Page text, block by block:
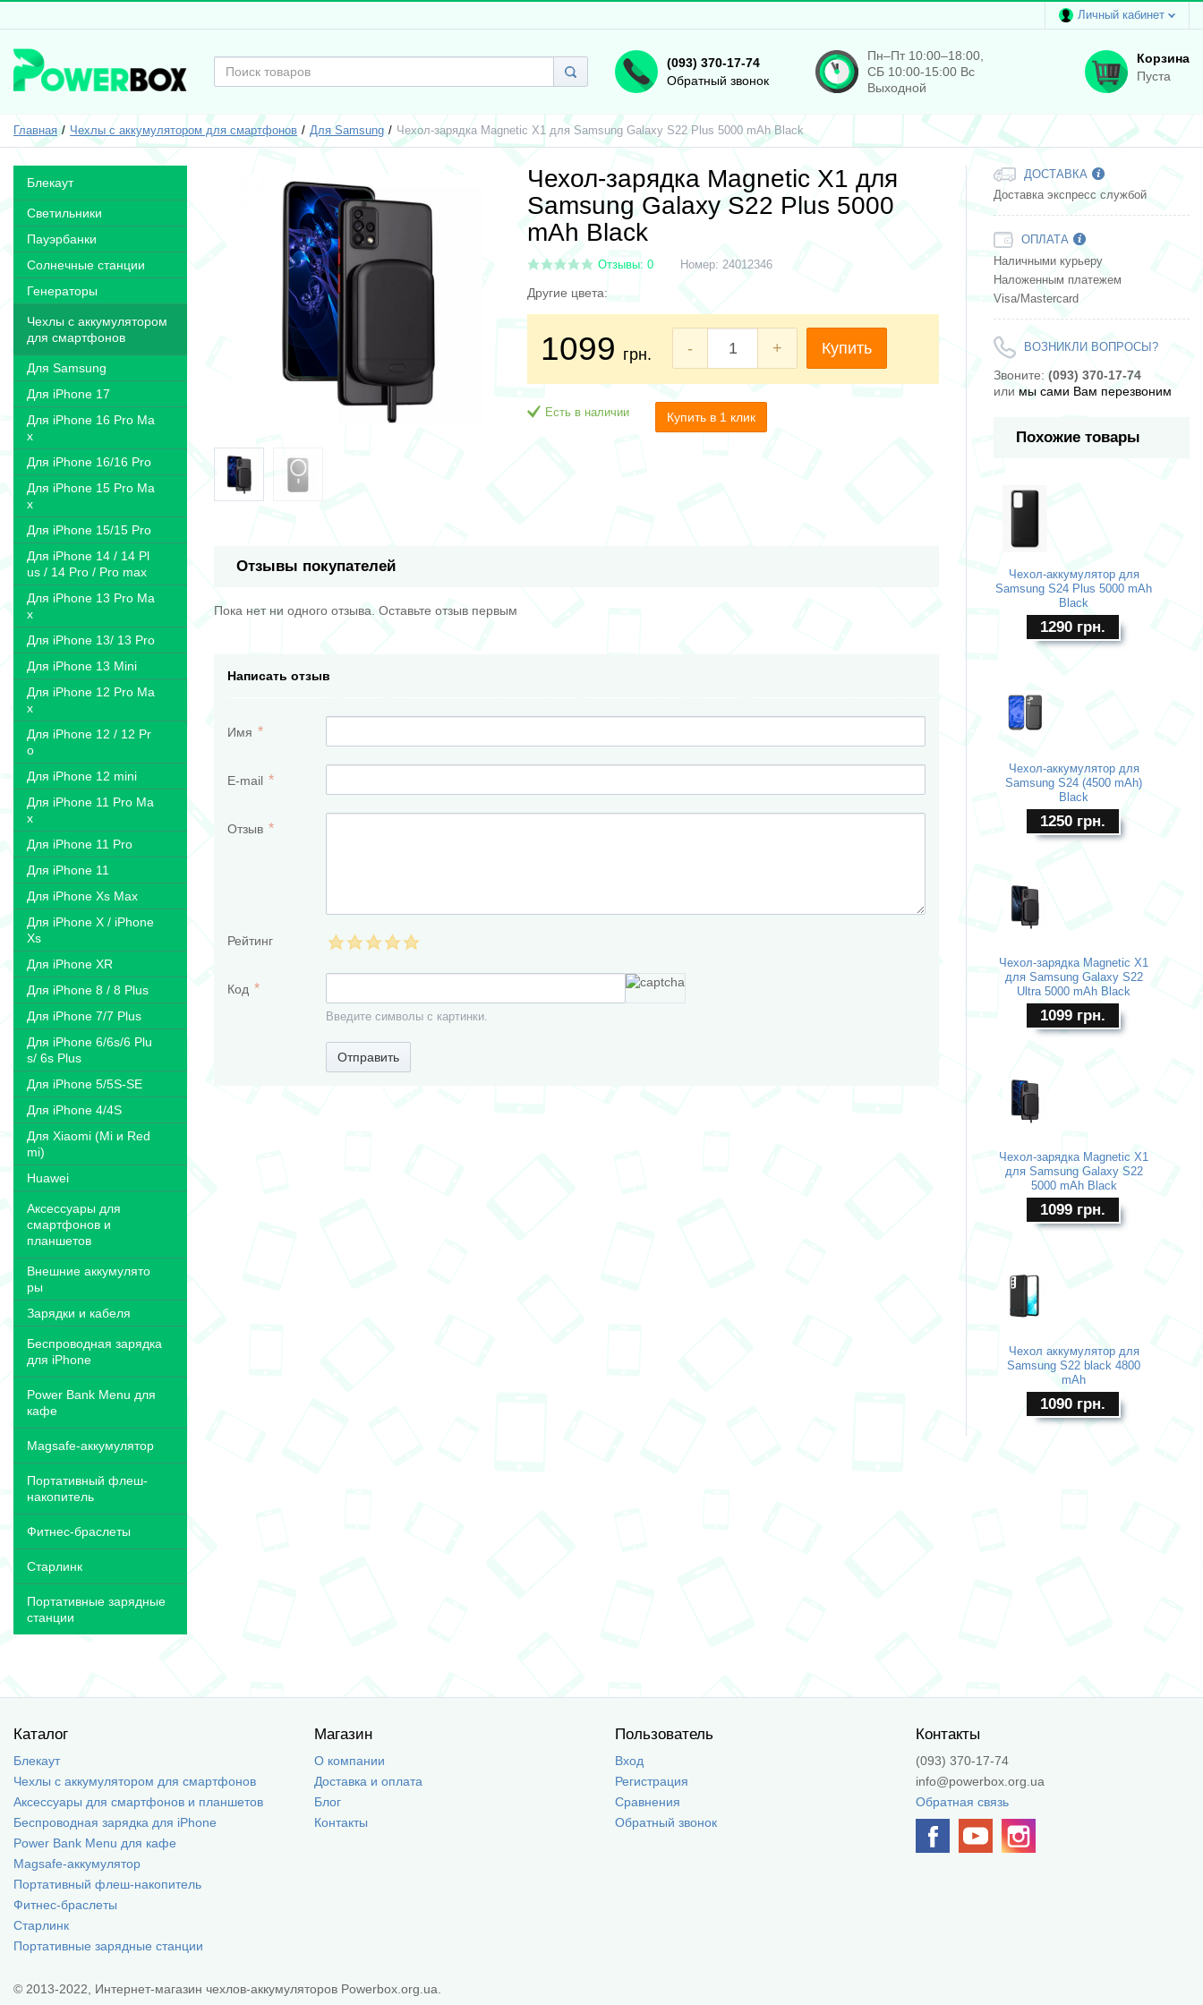
Личный кабинет
(093) 370-17-74
Обратный звонок
Пн–Пт 10:00–18:00,
СБ 10:00-15:00 Вс
Выходной
Корзина
Пуста
Главная Чехлы с аккумулятором для смартфонов Для Samsung Чехол-зарядка Magnetic X1 для Samsung Galaxy S22 Plus 5000 mAh Black
Блекаут
Светильники
Пауэрбанки
Солнечные станции
Генераторы
Чехлы с аккумулятором
для смартфонов
Для Samsung
Для iPhone 17
Для iPhone 16 Pro Ma
x
Для iPhone 16/16 Pro
Для iPhone 15 Pro Ma
x
Для iPhone 15/15 Pro
Для iPhone 14 / 14 Pl
us / 14 Pro / Pro max
Для iPhone 13 Pro Ma
x
Для iPhone 13/ 13 Pro
Для iPhone 13 Mini
Для iPhone 12 Pro Ma
x
Для iPhone 12 / 12 Pr
o
Для iPhone 12 mini
Для iPhone 11 Pro Ma
x
Для iPhone 11 Pro
Для iPhone 11
Для iPhone Xs Max
Для iPhone X / iPhone
Xs
Для iPhone XR
Для iPhone 8 / 8 Plus
Для iPhone 7/7 Plus
Для iPhone 6/6s/6 Plu
s/ 6s Plus
Для iPhone 5/5S-SE
Для iPhone 4/4S
Для Xiaomi (Mi и Red
mi)
Huawei
Аксессуары для
смартфонов и
планшетов
Внешние аккумулято
ры
Зарядки и кабеля
Беспроводная зарядка
для iPhone
Power Bank Menu для
кафе
Magsafe-аккумулятор
Портативный флеш-
накопитель
Фитнес-браслеты
Старлинк
Портативные зарядные
станции
Чехол-зарядка Magnetic X1 для
Samsung Galaxy S22 Plus 5000
mAh Black
Отзывы: 0 Номер: 24012346
Другие цвета:
1099 грн. - + Купить
Есть в наличии Купить в 1 клик
Отзывы покупателей
Пока нет ни одного отзыва. Оставьте отзыв первым
Написать отзыв
Имя
E-mail
Отзыв
Рейтинг
Код
Введите символы с картинки.
Отправить
ДОСТАВКА
Доставка экспресс службой
ОПЛАТА
Наличными курьеру
Наложенным платежем
Visa/Mastercard
ВОЗНИКЛИ ВОПРОСЫ?
Звоните: (093) 370-17-74
или мы сами Вам перезвоним
Похожие товары
Чехол-аккумулятор для
Samsung S24 Plus 5000 mAh
Black
1290 грн.
Чехол-аккумулятор для
Samsung S24 (4500 mAh)
Black
1250 грн.
Чехол-зарядка Magnetic X1
для Samsung Galaxy S22
Ultra 5000 mAh Black
1099 грн.
Чехол-зарядка Magnetic X1
для Samsung Galaxy S22
5000 mAh Black
1099 грн.
Чехол аккумулятор для
Samsung S22 black 4800
mAh
1090 грн.
Каталог
Блекаут
Чехлы с аккумулятором для смартфонов
Аксессуары для смартфонов и планшетов
Беспроводная зарядка для iPhone
Power Bank Menu для кафе
Magsafe-аккумулятор
Портативный флеш-накопитель
Фитнес-браслеты
Старлинк
Портативные зарядные станции
Магазин
О компании
Доставка и оплата
Блог
Контакты
Пользователь
Вход
Регистрация
Сравнения
Обратный звонок
Контакты
(093) 370-17-74
info@powerbox.org.ua
Обратная связь
© 2013-2022, Интернет-магазин чехлов-аккумуляторов Powerbox.org.ua.